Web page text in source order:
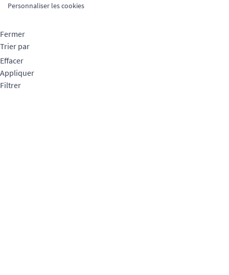
Personnaliser les cookies
Fermer
Trier par
Effacer
Appliquer
Filtrer